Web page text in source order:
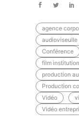
agence
audioviseulle
Conférence
film
production
Production
Vidéo
Vidéo